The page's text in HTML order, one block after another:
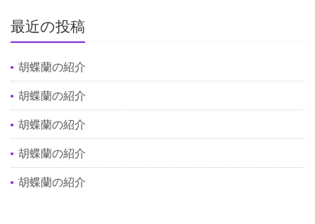
最近の投稿
胡蝶蘭の紹介
胡蝶蘭の紹介
胡蝶蘭の紹介
胡蝶蘭の紹介
胡蝶蘭の紹介